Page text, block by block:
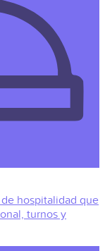
hospitalidad que
turnos y